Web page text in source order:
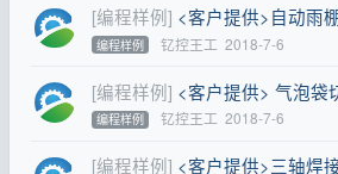
[编程样例] <客户提供>自动雨
编程样例 钇控王工 2018-7-6
[编程样例] <客户提供> 气泡袋
编程样例 钇控王工 2018-7-6
[编程样例] <客户提供>三轴焊